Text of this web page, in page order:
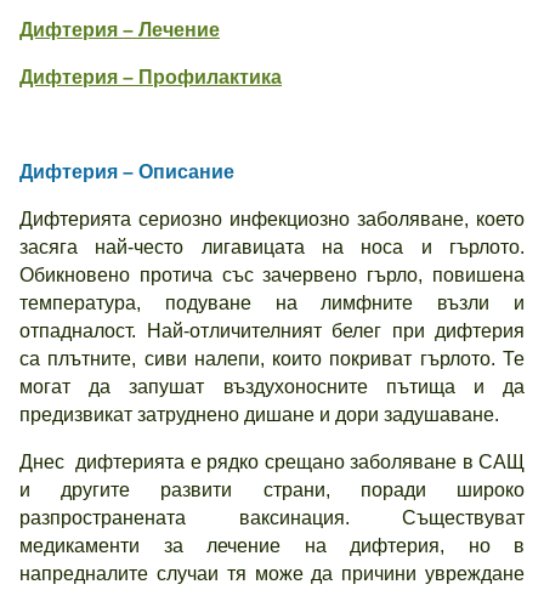
Дифтерия – Лечение
Дифтерия – Профилактика
Дифтерия – Описание
Дифтерията сериозно инфекциозно заболяване, което
засяга най-често лигавицата на носа и гърлото.
Обикновено протича със зачервено гърло, повишена
температура, подуване на лимфните възли и
отпадналост. Най-отличителният белег при дифтерия
са плътните, сиви налепи, които покриват гърлото. Те
могат да запушат въздухоносните пътища и да
предизвикат затруднено дишане и дори задушаване.
Днес дифтерията е рядко срещано заболяване в САЩ
и другите развити страни, поради широко
разпространената ваксинация. Съществуват
медикаменти за лечение на дифтерия, но в
напредналите случаи тя може да причини увреждане